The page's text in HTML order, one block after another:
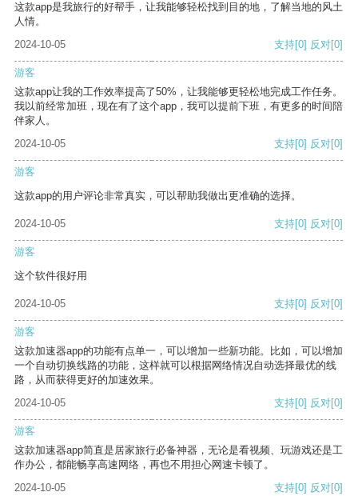
这款app是我旅行的好帮手，让我能够轻松找到目的地，了解当地的风土
人情。
2024-10-05
支持[0] 反对[0]
游客
这款app让我的工作效率提高了50%，让我能够更轻松地完成工作任务。
我以前经常加班，现在有了这个app，我可以提前下班，有更多的时间陪
伴家人。
2024-10-05
支持[0] 反对[0]
游客
这款app的用户评论非常真实，可以帮助我做出更准确的选择。
2024-10-05 支持[0] 反对[0]
游客
这个软件很好用
2024-10-05 支持[0] 反对[0]
游客
这款加速器app的功能有点单一，可以增加一些新功能。比如，可以增加
一个自动切换线路的功能，这样就可以根据网络情况自动选择最优的线
路，从而获得更好的加速效果。
2024-10-05
支持[0] 反对[0]
游客
这款加速器app简直是居家旅行必备神器，无论是看视频、玩游戏还是工
作办公，都能畅享高速网络，再也不用担心网速卡顿了。
2024-10-05
支持[0] 反对[0]